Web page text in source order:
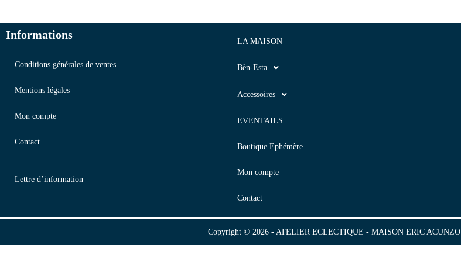
Informations
Conditions générales de ventes
Mentions légales
Mon compte
Contact
Lettre d’information
LA MAISON
Bèn-Esta
Accessoires
EVENTAILS
Boutique Ephémère
Mon compte
Contact
Copyright © 2026 - ATELIER ECLECTIQUE - MAISON ERIC ACUNZO